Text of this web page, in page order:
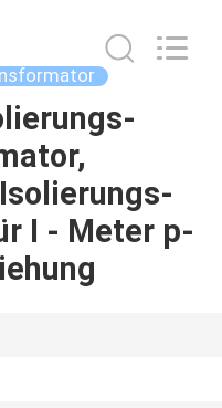
I - Meter p-